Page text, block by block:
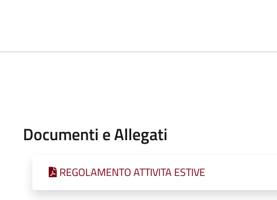
Documenti e Allegati
REGOLAMENTO ATTIVITA ESTIVE